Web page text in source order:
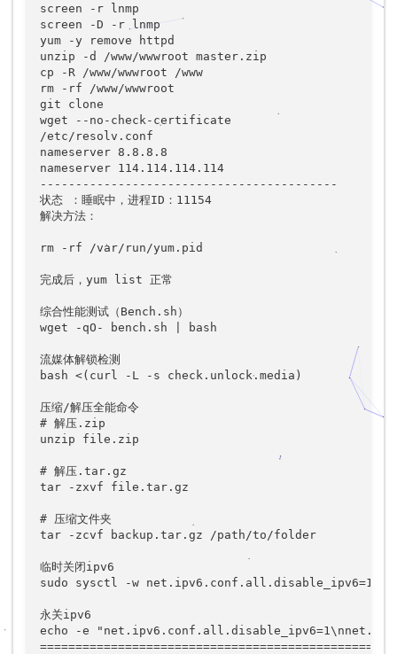
screen -r lnmp
screen -D -r lnmp
yum -y remove httpd
unzip -d /www/wwwroot master.zip
cp -R /www/wwwroot /www
rm -rf /www/wwwroot
git clone
wget --no-check-certificate
/etc/resolv.conf
nameserver 8.8.8.8
nameserver 114.114.114.114
------------------------------------------
状态 ：睡眠中，进程ID：11154
解决方法：
rm -rf /var/run/yum.pid
完成后，yum list 正常
综合性能测试（Bench.sh）
wget -qO- bench.sh | bash
流媒体解锁检测
bash <(curl -L -s check.unlock.media)
压缩/解压全能命令
# 解压.zip
unzip file.zip
# 解压.tar.gz
tar -zxvf file.tar.gz
# 压缩文件夹
tar -zcvf backup.tar.gz /path/to/folder
临时关闭ipv6
sudo sysctl -w net.ipv6.conf.all.disable_ipv6=1
永关ipv6
echo -e